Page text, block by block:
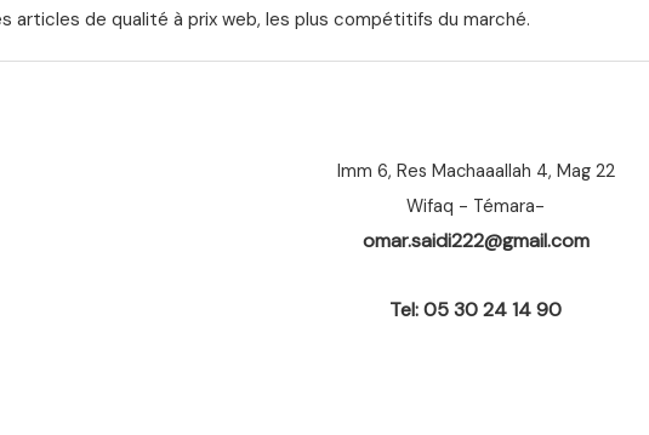
articles de qualité à prix web, les plus compétitifs du marché.
Imm 6, Res Machaaallah 4, Mag 22
Wifaq - Témara-
omar.saidi222@gmail.com
Tel: 05 30 24 14 90